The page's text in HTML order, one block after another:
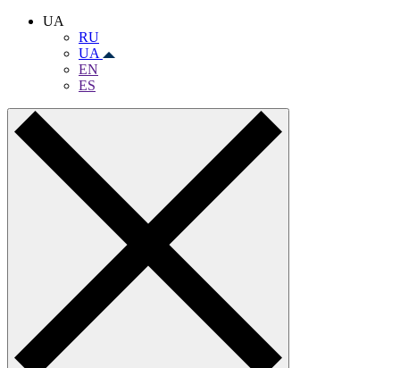
UA
RU
UA
EN
ES